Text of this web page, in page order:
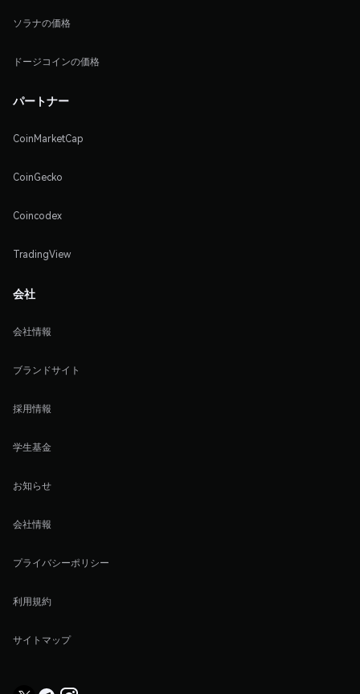
ソラナの価格
ドージコインの価格
パートナー
CoinMarketCap
CoinGecko
Coincodex
TradingView
会社
会社情報
ブランドサイト
採用情報
学生基金
お知らせ
会社情報
プライバシーポリシー
利用規約
サイトマップ